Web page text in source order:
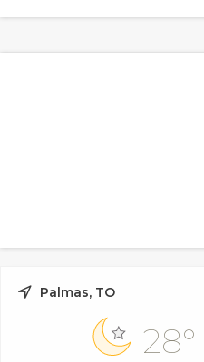
Palmas, TO
28°